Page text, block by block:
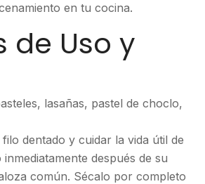
en tu cocina.
de Uso y
lasañas, pastel de choclo,
dentado y cuidar la vida útil de
después de su
común. Sécalo por completo